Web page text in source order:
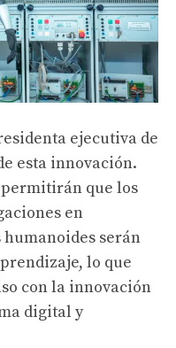
ejecutiva de
esta innovación.
que los
en
serán
lo que
con la innovación
digital y